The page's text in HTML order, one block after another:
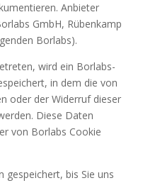
Anbieter
GmbH, Rübenkamp
Borlabs).
wird ein Borlabs-
in dem die von
oder der Widerruf dieser
Diese Daten
von Borlabs Cookie
gespeichert, bis Sie uns